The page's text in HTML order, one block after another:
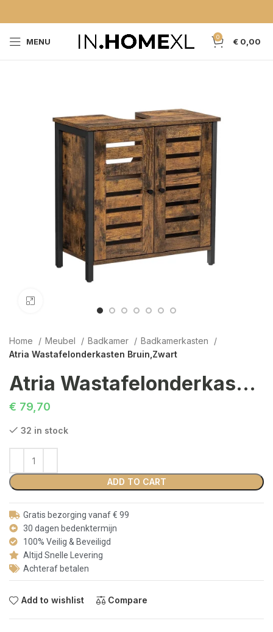
MENU 0 € 0,00
Home Meubel Badkamer
Badkamerkasten
Atria Wastafelonderkasten Bruin,Zwart
Atria Wastafelonderkasten Bruin,Zwart
€ 79,70
32 in stock
ADD TO CART
Gratis bezorging vanaf € 99
30 dagen bedenktermijn
100% Veilig & Beveiligd
Altijd Snelle Levering
Achteraf betalen
Add to wishlist Compare